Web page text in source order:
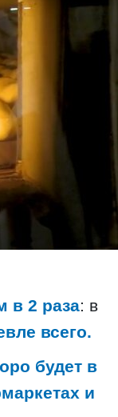
в 2 раза: в
всего.
будет в
и